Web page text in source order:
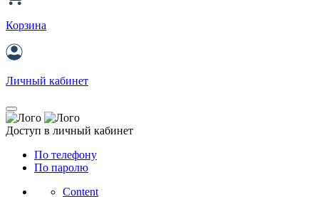
Корзина
Личный кабинет
Доступ в личный кабинет
По телефону
По паролю
Content